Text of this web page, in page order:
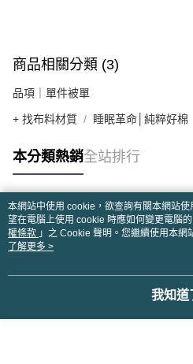
商品相關分類 (3)
品項｜單件被單
+ 找布料材質 睡眠革命│純粹好棉
本分類熱銷全站排行
熱門標籤
本網站中使用 cookie，欲查詢有關本網站
望在電腦上使用 cookie 時應如何變更電腦
權條款 」之 Cookie 聲明。您繼續使用本網
用條款之 Cookie 聲明使用 cookie。
了解更多 >
我知道